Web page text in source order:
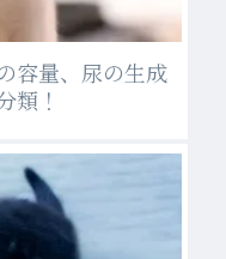
容量、尿の生成
類！